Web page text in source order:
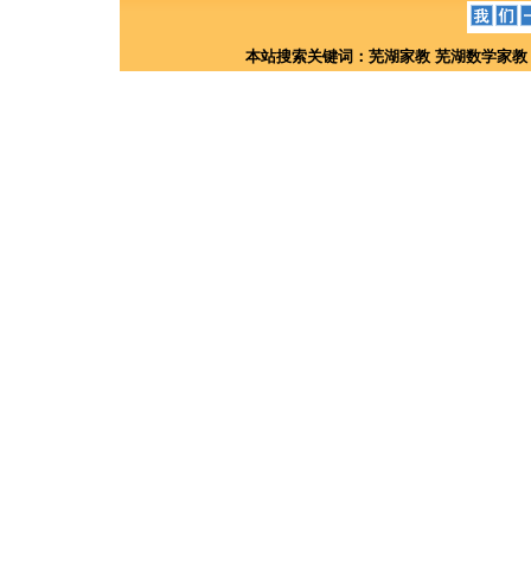
本站搜索关键词： 芜湖家教 芜湖数学家教